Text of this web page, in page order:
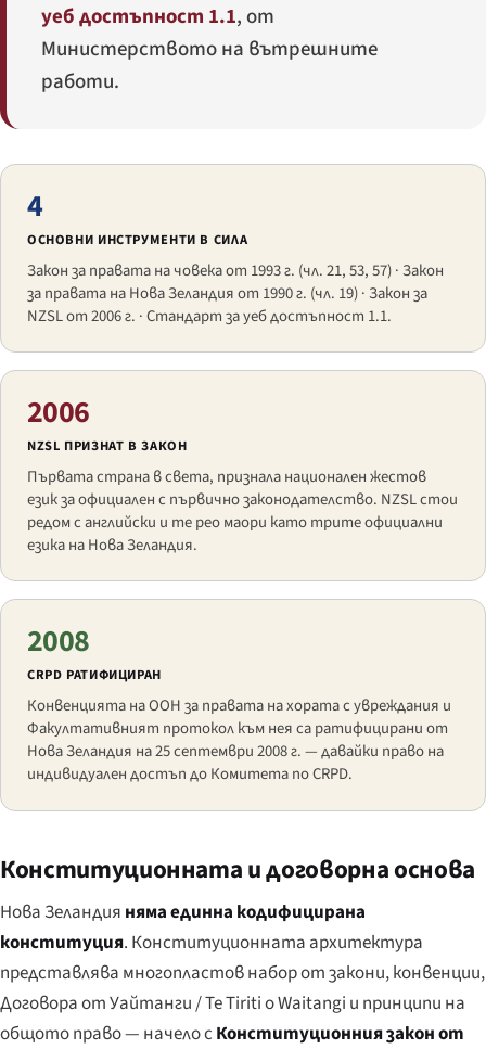
уеб достъпност 1.1, от
Министерството на вътрешните
работи.
4
ОСНОВНИ ИНСТРУМЕНТИ В СИЛА
Закон за правата на човека от 1993 г. (чл. 21, 53, 57) · Закон
за правата на Нова Зеландия от 1990 г. (чл. 19) · Закон за
NZSL от 2006 г. · Стандарт за уеб достъпност 1.1.
2006
NZSL ПРИЗНАТ В ЗАКОН
Първата страна в света, признала национален жестов
език за официален с първично законодателство. NZSL стои
редом с английски и те рео маори като трите официални
езика на Нова Зеландия.
2008
CRPD РАТИФИЦИРАН
Конвенцията на ООН за правата на хората с увреждания и
Факултативният протокол към нея са ратифицирани от
Нова Зеландия на 25 септември 2008 г. — давайки право на
индивидуален достъп до Комитета по CRPD.
Конституционната и договорна основа
Нова Зеландия няма единна кодифицирана
конституция. Конституционната архитектура
представлява многопластов набор от закони, конвенции,
Договора от Уайтанги /Te Tiriti o Waitangi и принципи на
общото право — начело с Конституционния закон от